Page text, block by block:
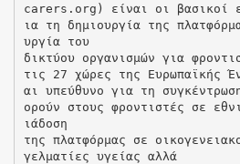
carers.org) είναι οι βασικοί
ια τη δημιουργία της
υργία του
δικτύου οργανισμών για
τις 27 χώρες της Ευρωπαϊκής
αι υπεύθυνο για τη
ορούν στους φροντιστές σε
ιάδοση
της πλατφόρμας σε
γελματίες υγείας αλλά